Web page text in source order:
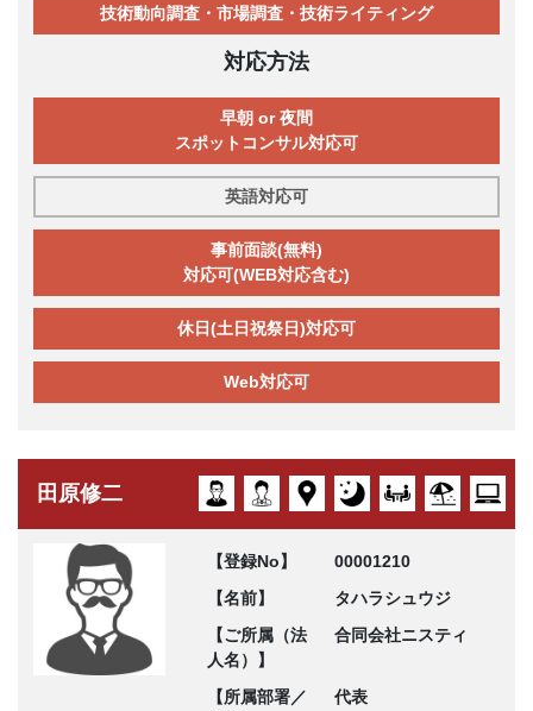
技術動向調査・市場調査・技術ライティング
対応方法
早朝 or 夜間
スポットコンサル対応可
英語対応可
事前面談(無料)
対応可(WEB対応含む)
休日(土日祝祭日)対応可
Web対応可
田原修二
【登録No】
00001210
【名前】
タハラシュウジ
【ご所属（法
人名）】
合同会社ニスティ
【所属部署／
代表